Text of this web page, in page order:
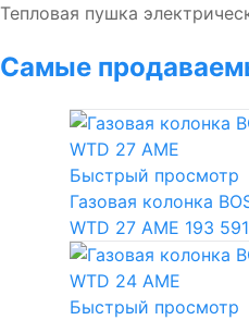
Тепловая пушка
Самые
Быстрый просмотр
Газовая колонка
WTD 27 AME 193
Быстрый просмотр